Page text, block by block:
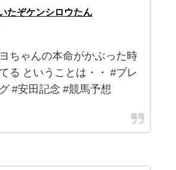
たぞケンシロウたん
ちゃんの本命がかぶった時
る ということは・・ #ブレ
#安田記念 #競馬予想